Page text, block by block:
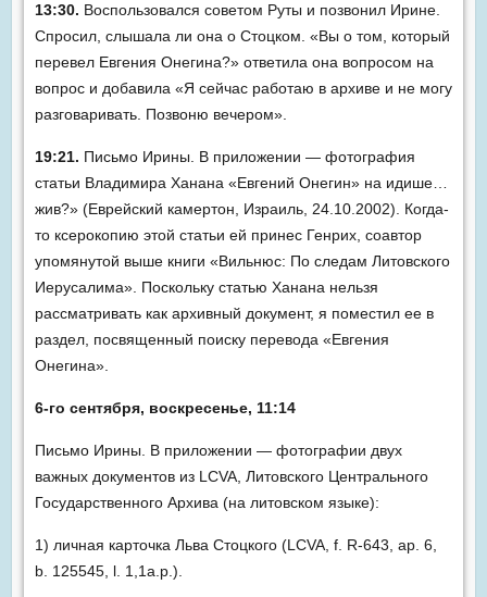
13:30. Воспользовался советом Руты и позвонил Ирине.
Спросил, слышала ли она о Стоцком. «Вы о том, который
перевел Евгения Онегина?» ответила она вопросом на
вопрос и добавила «Я сейчас работаю в архиве и не могу
разговаривать. Позвоню вечером».
19:21. Письмо Ирины. В приложении — фотография
статьи Владимира Ханана «Евгений Онегин» на идише…
жив?» (Еврейский камертон, Израиль, 24.10.2002). Когда-
то ксерокопию этой статьи ей принес Генрих, соавтор
упомянутой выше книги «Вильнюс: По следам Литовского
Иерусалима». Поскольку статью Ханана нельзя
рассматривать как архивный документ, я поместил ее в
раздел, посвященный поиску перевода «Евгения
Онегина».
6-го сентября, воскресенье, 11:14
Письмо Ирины. В приложении — фотографии двух
важных документов из LCVA, Литовского Центрального
Государственного Архива (на литовском языке):
1) личная карточка Льва Стоцкого (LCVA, f. R-643, ap. 6,
b. 125545, l. 1,1a.p.).